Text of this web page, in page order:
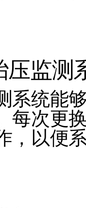
压监测
系统能
每次更
，以便